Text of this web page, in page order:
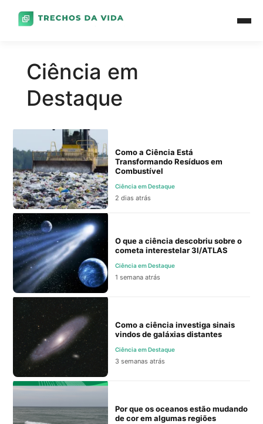
Ciência em
Destaque
Como a Ciência Está
Transformando Resíduos em
Combustível
Ciência em Destaque
2 dias atrás
O que a ciência descobriu sobre o
cometa interestelar 3I/ATLAS
Ciência em Destaque
1 semana atrás
Como a ciência investiga sinais
vindos de galáxias distantes
Ciência em Destaque
3 semanas atrás
Por que os oceanos estão mudando
de cor em algumas regiões